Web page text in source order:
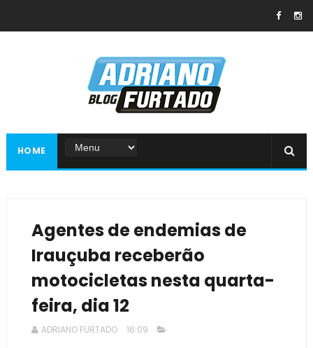
HOME
Agentes de endemias de
Irauçuba receberão
motocicletas nesta quarta-
feira, dia 12
ADRIANO FURTADO 16:09